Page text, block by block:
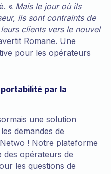
« Mais le jour où ils
ils sont contraints de
clients vers le nouvel
Romane. Une
pour les opérateurs
par la
une solution
demandes de
! Notre plateforme
des opérateurs de
les questions de